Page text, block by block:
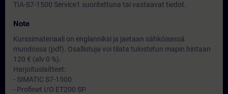
TIA-S7-1500 Service1 suoritettuna tai vastaavat tiedot.
Note
Kurssimateriaali on englanniksi ja jaetaan sähköisessä
muodossa (pdf). Osallistuja voi tilata tulostetun mapin hintaan
120 € (alv 0 %).
Harjoituslaitteet:
- SIMATIC S7-1500
- Profinet I/O ET200 SP